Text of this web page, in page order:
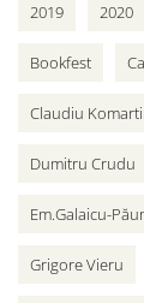
2019 2020
Bookfest
Claudiu
Dumitru Crudu
Em.Galaicu-
Grigore Vieru